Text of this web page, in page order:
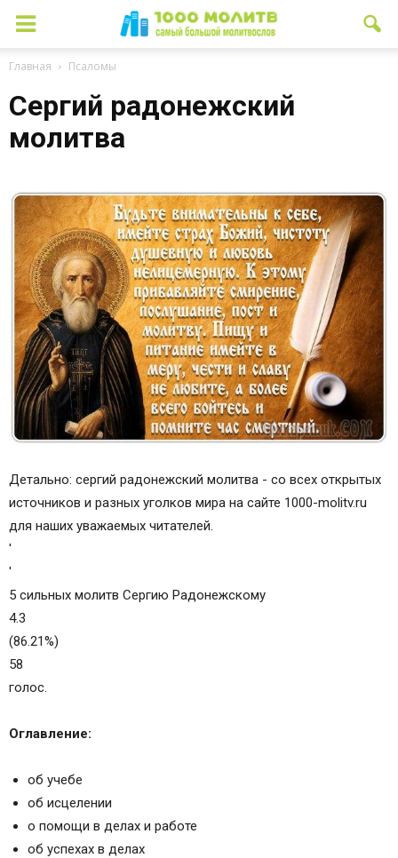
Главная Псаломы
Сергий радонежский
молитва
Детально: сергий радонежский молитва - со всех открытых
источников и разных уголков мира на сайте 1000-molitv.ru
для наших уважаемых читателей.
'
'
5 сильных молитв Сергию Радонежскому
4.3
(86.21%)
58
голос.
Оглавление:
об учебе
об исцелении
о помощи в делах и работе
об успехах в делах